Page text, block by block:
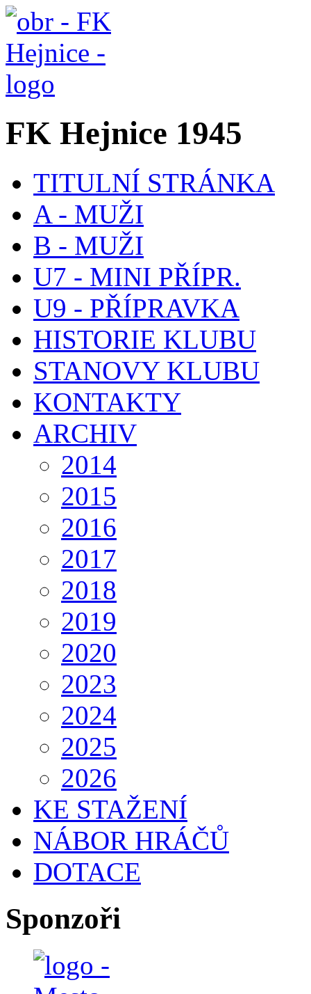
FK Hejnice 1945
TITULNÍ STRÁNKA
A - MUŽI
B - MUŽI
U7 - MINI PŘÍPR.
U9 - PŘÍPRAVKA
HISTORIE KLUBU
STANOVY KLUBU
KONTAKTY
ARCHIV
2014
2015
2016
2017
2018
2019
2020
2023
2024
2025
2026
KE STAŽENÍ
NÁBOR HRÁČŮ
DOTACE
Sponzoři